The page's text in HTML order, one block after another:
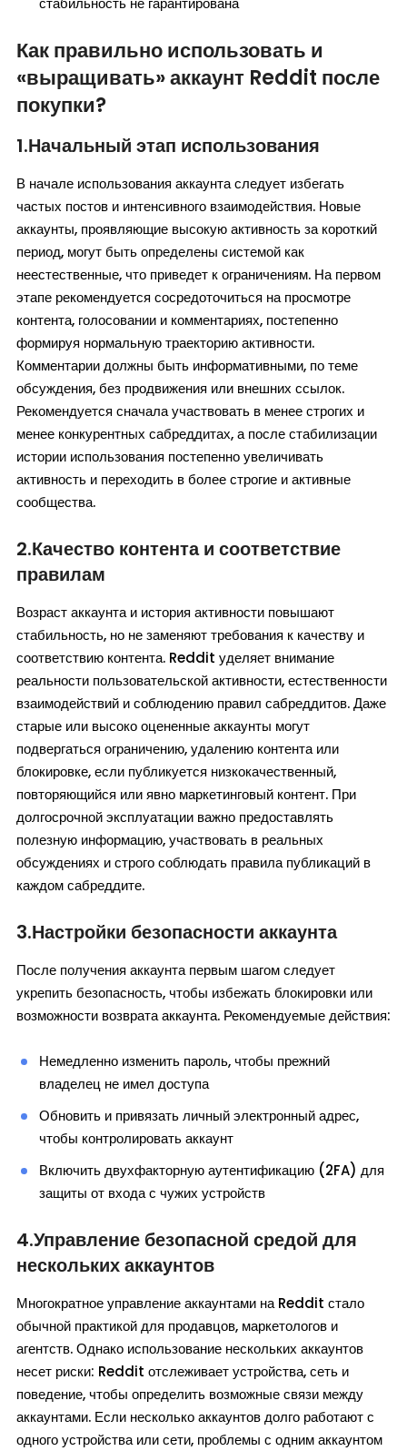
Как правильно использовать и
«выращивать» аккаунт Reddit после
покупки?
1.Начальный этап использования
В начале использования аккаунта следует избегать
частых постов и интенсивного взаимодействия. Новые
аккаунты, проявляющие высокую активность за короткий
период, могут быть определены системой как
неестественные, что приведет к ограничениям. На первом
этапе рекомендуется сосредоточиться на просмотре
контента, голосовании и комментариях, постепенно
формируя нормальную траекторию активности.
Комментарии должны быть информативными, по теме
обсуждения, без продвижения или внешних ссылок.
Рекомендуется сначала участвовать в менее строгих и
менее конкурентных сабреддитах, а после стабилизации
истории использования постепенно увеличивать
активность и переходить в более строгие и активные
сообщества.
2.Качество контента и соответствие
правилам
Возраст аккаунта и история активности повышают
стабильность, но не заменяют требования к качеству и
соответствию контента. Reddit уделяет внимание
реальности пользовательской активности, естественности
взаимодействий и соблюдению правил сабреддитов. Даже
старые или высоко оцененные аккаунты могут
подвергаться ограничению, удалению контента или
блокировке, если публикуется низкокачественный,
повторяющийся или явно маркетинговый контент. При
долгосрочной эксплуатации важно предоставлять
полезную информацию, участвовать в реальных
обсуждениях и строго соблюдать правила публикаций в
каждом сабреддите.
3.Настройки безопасности аккаунта
После получения аккаунта первым шагом следует
укрепить безопасность, чтобы избежать блокировки или
возможности возврата аккаунта. Рекомендуемые действия:
Немедленно изменить пароль, чтобы прежний
владелец не имел доступа
Обновить и привязать личный электронный адрес,
чтобы контролировать аккаунт
Включить двухфакторную аутентификацию (2FA) для
защиты от входа с чужих устройств
4.Управление безопасной средой для
нескольких аккаунтов
Многократное управление аккаунтами на Reddit стало
обычной практикой для продавцов, маркетологов и
агентств. Однако использование нескольких аккаунтов
несет риски: Reddit отслеживает устройства, сеть и
поведение, чтобы определить возможные связи между
аккаунтами. Если несколько аккаунтов долго работают с
одного устройства или сети, проблемы с одним аккаунтом